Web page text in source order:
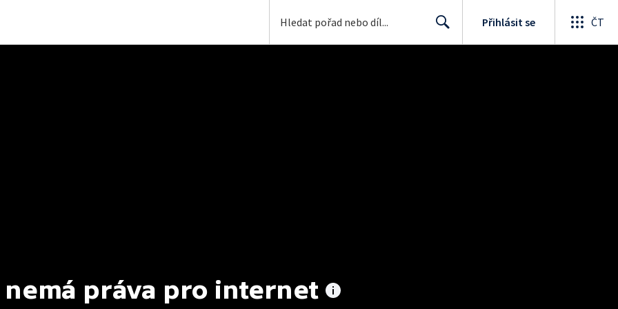
Přihlásit se ČT
nemá práva pro internet